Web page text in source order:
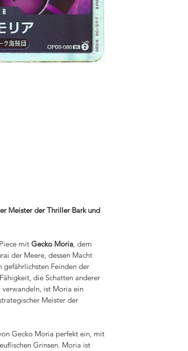
Meister der Thriller Bark und
mit Gecko Moria, dem
der Meere, dessen Macht
gefährlichsten Feinden der
die Schatten anderer
verwandeln, ist Moria ein
Meister der
Gecko Moria perfekt ein, mit
Grinsen. Moria ist